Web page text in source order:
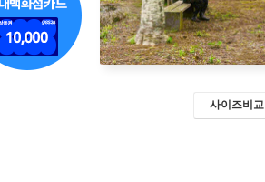
사이즈비교